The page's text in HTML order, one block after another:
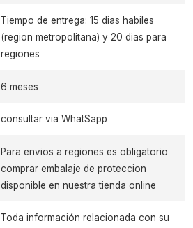
Tiempo de entrega: 15 dias habiles
(region metropolitana) y 20 dias para
regiones
6 meses
consultar via WhatSapp
Para envios a regiones es obligatorio
comprar embalaje de proteccion
disponible en nuestra tienda online
Toda información relacionada con su